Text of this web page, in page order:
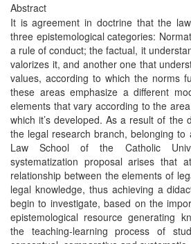
Abstract
It is agreement in doctrine that the
three epistemological categories:
a rule of conduct; the factual, it
valorizes it, and another one that
values, according to which the norms
these areas emphasize a different
elements that vary according to the
which it’s developed. As a result of the
the legal research branch, belonging
Law School of the Catholic
systematization proposal arises that
relationship between the elements of
legal knowledge, thus achieving a
begin to investigate, based on the
epistemological resource generating
the teaching-learning process of